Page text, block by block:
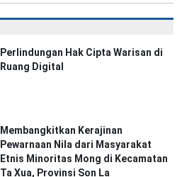
Perlindungan Hak Cipta Warisan di
Ruang Digital
Membangkitkan Kerajinan
Pewarnaan Nila dari Masyarakat
Etnis Minoritas Mong di Kecamatan
Ta Xua, Provinsi Son La